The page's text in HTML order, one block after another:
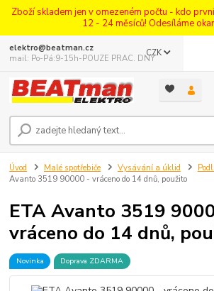
Zboží skladem jen v omezeném počtu - kdo
12 - 24 měsíců! Odesíláme
CZK
elektro@beatman.cz
mail: Po-Pá:9-15h-POUZE PRAC. DNY
Úvod Malé spotřebiče Vysávání a úklid
Avanto 3519 90000 - vráceno do 14 dnů, použito
ETA Avanto 3519
vráceno do 14 dnů,
Novinka Doprava ZDARMA